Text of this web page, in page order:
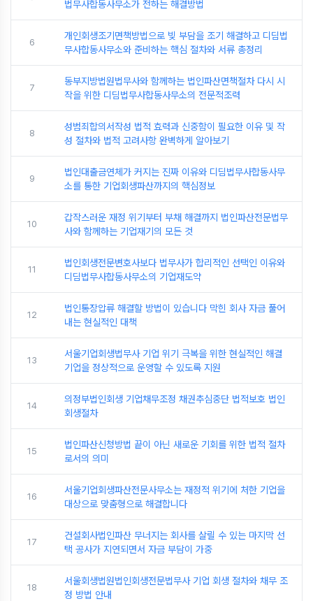
법무사합동사무소가 전하는 해결방법
6
개인회생조기면책방법으로 빚 부담을 조기 해결하고 디딤법
무사합동사무소와 준비하는 핵심 절차와 서류 총정리
7
동부지방법원법무사와 함께하는 법인파산면책절차 다시 시
작을 위한 디딤법무사합동사무소의 전문적조력
8
성범죄합의서작성 법적 효력과 신중함이 필요한 이유 및 작
성 절차와 법적 고려사항 완벽하게 알아보기
9
법인대출금연체가 커지는 진짜 이유와 디딤법무사합동사무
소를 통한 기업회생파산까지의 핵심정보
10
갑작스러운 재정 위기부터 부채 해결까지 법인파산전문법무
사와 함께하는 기업재기의 모든 것
11
법인회생전문변호사보다 법무사가 합리적인 선택인 이유와
디딤법무사합동사무소의 기업재도약
12
법인통장압류 해결할 방법이 있습니다 막힌 회사 자금 풀어
내는 현실적인 대책
13
서울기업회생법무사 기업 위기 극복을 위한 현실적인 해결
기업을 정상적으로 운영할 수 있도록 지원
14
의정부법인회생 기업채무조정 채권추심중단 법적보호 법인
회생절차
15
법인파산신청방법 끝이 아닌 새로운 기회를 위한 법적 절차
로서의 의미
16
서울기업회생파산전문사무소는 재정적 위기에 처한 기업을
대상으로 맞춤형으로 해결합니다
17
건설회사법인파산 무너지는 회사를 살릴 수 있는 마지막 선
택 공사가 지연되면서 자금 부담이 가중
18
서울회생법원법인회생전문법무사 기업 회생 절차와 채무 조
정 방법 안내